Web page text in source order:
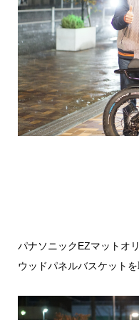
パナソニックEZマットオ
ウッドパネルバスケットを